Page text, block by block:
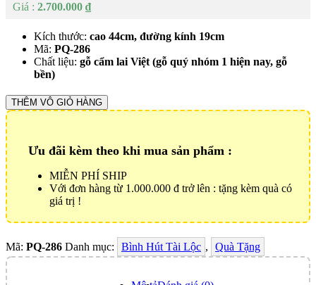
2.700.000 ₫
Kích thước: cao 44cm, đường kính 19cm
Mã: PQ-286
Chất liệu: gỗ cẩm lai Việt (gỗ quý nhóm 1 hiện nay, gỗ
bền)
Chum
Gỗ
Phú
Quý
Số
lượng
THÊM VÔ GIỎ HÀNG
Ưu đãi kèm theo khi mua sản phẩm :
MIỄN PHÍ SHIP
Với đơn hàng từ 1.000.000 đ trở lên : tặng kèm quà có
giá trị !
Mã: PQ-286 Danh mục: Bình Hút Tài Lộc , Quà Tặng